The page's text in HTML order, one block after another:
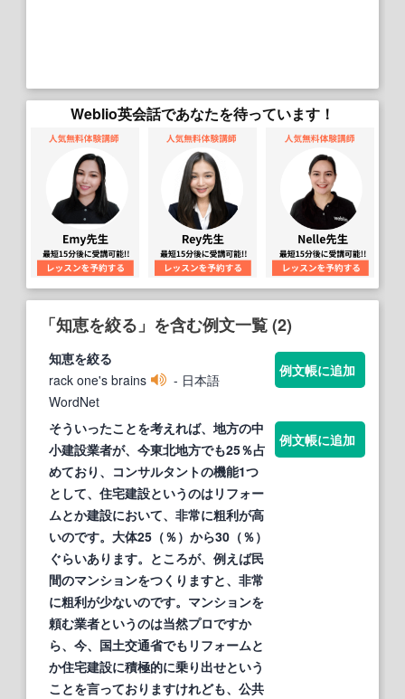
Weblio英会話であなたを待っています！
「知恵を絞る」を含む例文一覧 (2)
知恵を絞る
rack one's brains
- 日本語
WordNet
例文帳に追加
そういったことを考えれば、地方の中
小建設業者が、今東北地方でも25％占
めており、コンサルタントの機能1つ
として、住宅建設というのはリフォー
ムとか建設において、非常に粗利が高
いのです。大体25（％）から30（％）
ぐらいあります。ところが、例えば民
間のマンションをつくりますと、非常
に粗利が少ないのです。マンションを
頼む業者というのは当然プロですか
ら、今、国土交通省でもリフォームと
か住宅建設に積極的に乗り出せという
ことを言っておりますけれども、公共
例文帳に追加